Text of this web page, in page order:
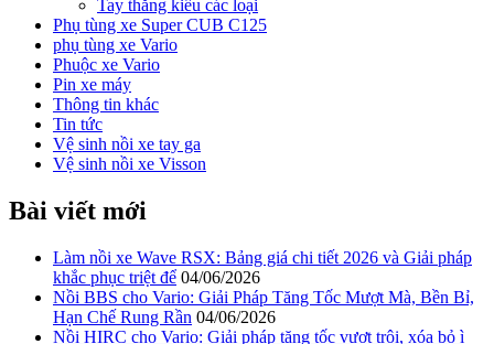
Tay thắng kiểu các loại
Phụ tùng xe Super CUB C125
phụ tùng xe Vario
Phuộc xe Vario
Pin xe máy
Thông tin khác
Tin tức
Vệ sinh nồi xe tay ga
Vệ sinh nồi xe Visson
Bài viết mới
Làm nồi xe Wave RSX: Bảng giá chi tiết 2026 và Giải pháp
khắc phục triệt để 04/06/2026
Nồi BBS cho Vario: Giải Pháp Tăng Tốc Mượt Mà, Bền Bỉ,
Hạn Chế Rung Rần 04/06/2026
Nồi HIRC cho Vario: Giải pháp tăng tốc vượt trội, xóa bỏ ì